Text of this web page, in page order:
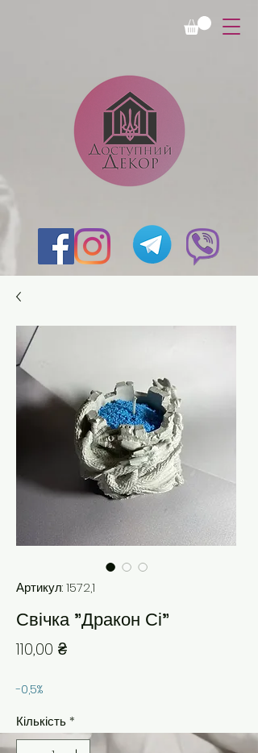
Артикул: 1572,1
Свічка "Дракон Сі"
110,00 ₴Ціна
-0,5%
Кількість*